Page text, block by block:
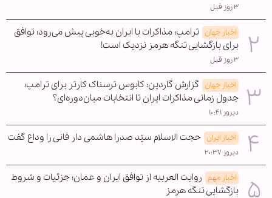
۳ روز قبل
اخبار جهان ترامپ: مذاکرات با ایران به‌خوبی پیش می‌رود؛ توافق
برای بازگشایی تنگه هرمز نزدیک است!
۳ روز قبل
اخبار جهان گزارش گاردین: کابوس ترسناک کارتر برای ترامپ؛
جدول زمانی مذاکرات ایران تا انتخابات میان‌دوره‌ای؟
دیروز ۱۰:۴۱
اخبار ایران حجت الاسلام سیّد صدرا هاشمی دار فانی را وداع گفت
دیروز ۲۰:۳۷
اخبار مهم روایت العربیه از توافق ایران و عمان؛ جزئیات و شروط
بازگشایی تنگه هرمز